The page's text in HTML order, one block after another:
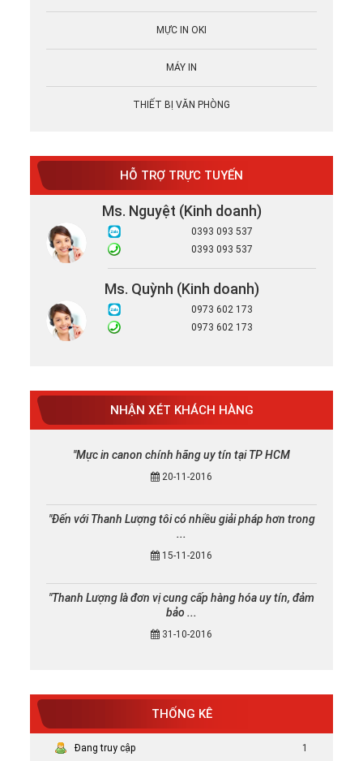
MỰC IN OKI
MÁY IN
THIẾT BỊ VĂN PHÒNG
HỖ TRỢ TRỰC TUYẾN
Ms. Nguyệt (Kinh doanh)
0393 093 537
0393 093 537
Ms. Quỳnh (Kinh doanh)
0973 602 173
0973 602 173
NHẬN XÉT KHÁCH HÀNG
"Mực in canon chính hãng uy tín tại TP HCM
20-11-2016
"Đến với Thanh Lượng tôi có nhiều giải pháp hơn trong
...
15-11-2016
"Thanh Lượng là đơn vị cung cấp hàng hóa uy tín, đảm
bảo ...
31-10-2016
THỐNG KÊ
Đang truy cập
1
Mực in canon chính hãng uy tín tại TP